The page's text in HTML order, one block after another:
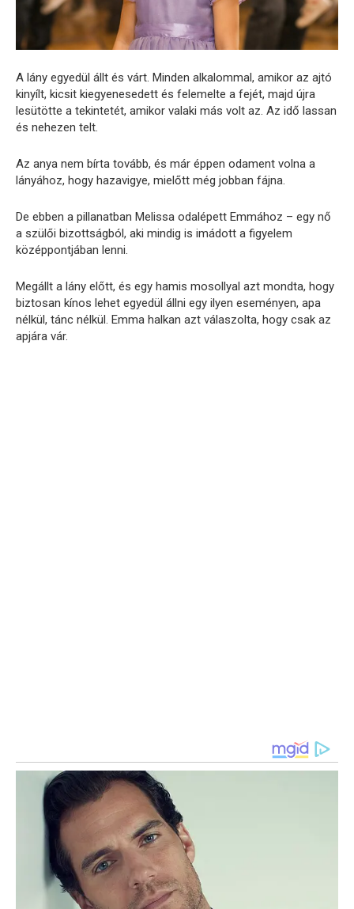
A lány egyedül állt és várt. Minden alkalommal, amikor az ajtó
kinyílt, kicsit kiegyenesedett és felemelte a fejét, majd újra
lesütötte a tekintetét, amikor valaki más volt az. Az idő lassan
és nehezen telt.
Az anya nem bírta tovább, és már éppen odament volna a
lányához, hogy hazavigye, mielőtt még jobban fájna.
De ebben a pillanatban Melissa odalépett Emmához – egy nő
a szülői bizottságból, aki mindig is imádott a figyelem
középpontjában lenni.
Megállt a lány előtt, és egy hamis mosollyal azt mondta, hogy
biztosan kínos lehet egyedül állni egy ilyen eseményen, apa
nélkül, tánc nélkül. Emma halkan azt válaszolta, hogy csak az
apjára vár.